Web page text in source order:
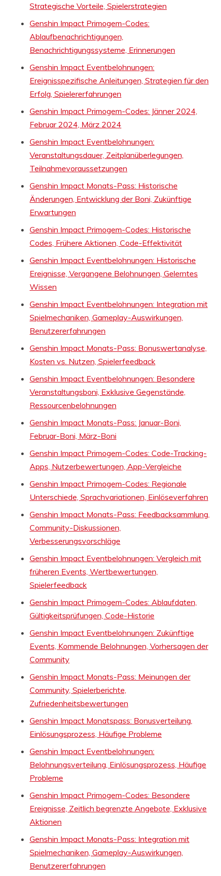
Strategische Vorteile, Spielerstrategien
Genshin Impact Primogem-Codes:
Ablaufbenachrichtigungen,
Benachrichtigungssysteme, Erinnerungen
Genshin Impact Eventbelohnungen:
Ereignisspezifische Anleitungen, Strategien für den
Erfolg, Spielererfahrungen
Genshin Impact Primogem-Codes: Jänner 2024,
Februar 2024, März 2024
Genshin Impact Eventbelohnungen:
Veranstaltungsdauer, Zeitplanüberlegungen,
Teilnahmevoraussetzungen
Genshin Impact Monats-Pass: Historische
Änderungen, Entwicklung der Boni, Zukünftige
Erwartungen
Genshin Impact Primogem-Codes: Historische
Codes, Frühere Aktionen, Code-Effektivität
Genshin Impact Eventbelohnungen: Historische
Ereignisse, Vergangene Belohnungen, Gelerntes
Wissen
Genshin Impact Eventbelohnungen: Integration mit
Spielmechaniken, Gameplay-Auswirkungen,
Benutzererfahrungen
Genshin Impact Monats-Pass: Bonuswertanalyse,
Kosten vs. Nutzen, Spielerfeedback
Genshin Impact Eventbelohnungen: Besondere
Veranstaltungsboni, Exklusive Gegenstände,
Ressourcenbelohnungen
Genshin Impact Monats-Pass: Januar-Boni,
Februar-Boni, März-Boni
Genshin Impact Primogem-Codes: Code-Tracking-
Apps, Nutzerbewertungen, App-Vergleiche
Genshin Impact Primogem-Codes: Regionale
Unterschiede, Sprachvariationen, Einlöseverfahren
Genshin Impact Monats-Pass: Feedbacksammlung,
Community-Diskussionen,
Verbesserungsvorschläge
Genshin Impact Eventbelohnungen: Vergleich mit
früheren Events, Wertbewertungen,
Spielerfeedback
Genshin Impact Primogem-Codes: Ablaufdaten,
Gültigkeitsprüfungen, Code-Historie
Genshin Impact Eventbelohnungen: Zukünftige
Events, Kommende Belohnungen, Vorhersagen der
Community
Genshin Impact Monats-Pass: Meinungen der
Community, Spielerberichte,
Zufriedenheitsbewertungen
Genshin Impact Monatspass: Bonusverteilung,
Einlösungsprozess, Häufige Probleme
Genshin Impact Eventbelohnungen:
Belohnungsverteilung, Einlösungsprozess, Häufige
Probleme
Genshin Impact Primogem-Codes: Besondere
Ereignisse, Zeitlich begrenzte Angebote, Exklusive
Aktionen
Genshin Impact Monats-Pass: Integration mit
Spielmechaniken, Gameplay-Auswirkungen,
Benutzererfahrungen